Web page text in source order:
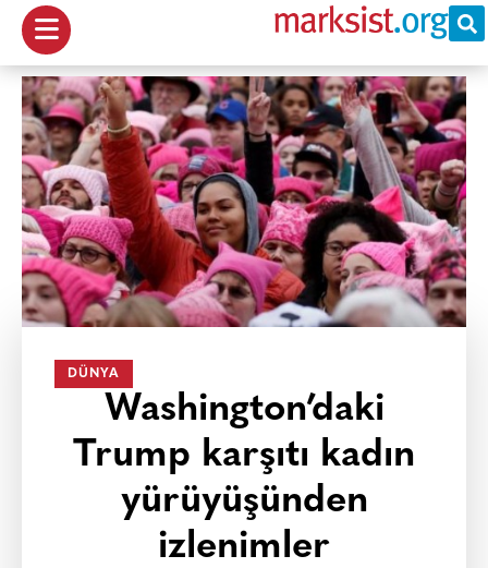
DÜNYA
Washington’daki
Trump karşıtı kadın
yürüyüşünden
izlenimler